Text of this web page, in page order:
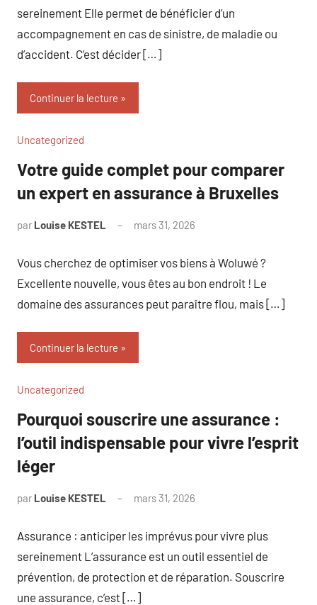
sereinement Elle permet de bénéficier d’un
accompagnement en cas de sinistre, de maladie ou
d’accident. C’est décider […]
Continuer la lecture
Uncategorized
Votre guide complet pour comparer
un expert en assurance à Bruxelles
par Louise KESTEL mars 31, 2026
Vous cherchez de optimiser vos biens à Woluwé ?
Excellente nouvelle, vous êtes au bon endroit ! Le
domaine des assurances peut paraître flou, mais […]
Continuer la lecture
Uncategorized
Pourquoi souscrire une assurance :
l’outil indispensable pour vivre l’esprit
léger
par Louise KESTEL mars 31, 2026
Assurance : anticiper les imprévus pour vivre plus
sereinement L’assurance est un outil essentiel de
prévention, de protection et de réparation. Souscrire
une assurance, c’est […]